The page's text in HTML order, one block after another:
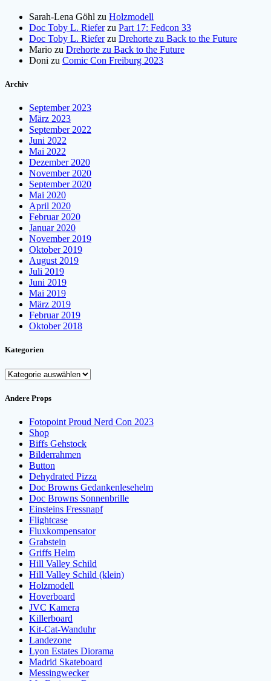
Sarah-Lena Göhl zu Holzmodell
Doc Toby L. Rieferzu Part 17: Fedcon 33
Doc Toby L. Rieferzu Drehorte zu Back to the Future
Mario zu Drehorte zu Back to the Future
Doni zu Comic Con Freiburg 2023
Archiv
September 2023
März 2023
September 2022
Juni 2022
Mai 2022
Dezember 2020
November 2020
September 2020
Mai 2020
April 2020
Februar 2020
Januar 2020
November 2019
Oktober 2019
August 2019
Juli 2019
Juni 2019
Mai 2019
März 2019
Februar 2019
Oktober 2018
Kategorien
Kategorien
Andere Props
Fotopoint Proud Nerd Con 2023
Shop
Biffs Gehstock
Bilderrahmen
Button
Dehydrated Pizza
Doc Browns Gedankenlesehelm
Doc Browns Sonnenbrille
Einsteins Fressnapf
Flightcase
Fluxkompensator
Grabstein
Griffs Helm
Hill Valley Schild
Hill Valley Schild (klein)
Holzmodell
Hoverboard
JVC Kamera
Killerboard
Kit-Cat-Wanduhr
Landezone
Lyon Estates Diorama
Madrid Skateboard
Messingwecker